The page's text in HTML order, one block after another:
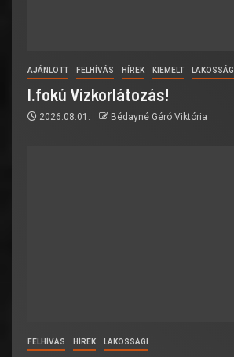
AJÁNLOTT FELHÍVÁS HÍREK KIEMELT LAKOSSÁGI
I.fokú Vízkorlátozás!
2026.08.01. Bédayné Géró Viktória
FELHÍVÁS HÍREK LAKOSSÁGI